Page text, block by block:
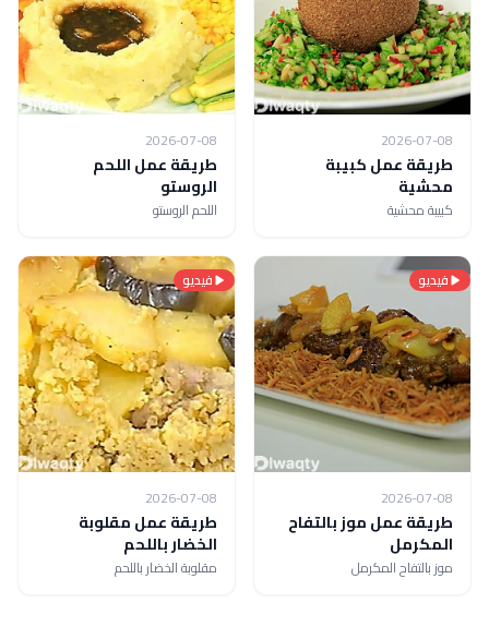
2026-07-08
طريقة عمل كبيبة
محشية
كبيبة محشية
2026-07-08
طريقة عمل اللحم
الروستو
اللحم الروستو
فيديو
2026-07-08
طريقة عمل موز بالتفاح
المكرمل
موز بالتفاح المكرمل
فيديو
2026-07-08
طريقة عمل مقلوبة
الخضار باللحم
مقلوبة الخضار باللحم